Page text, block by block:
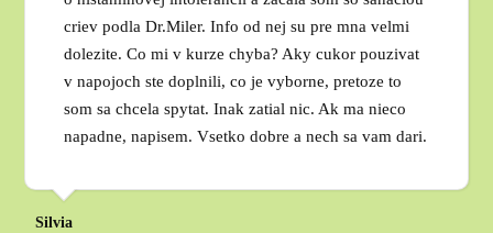
criev podla Dr.Miler. Info od nej su pre mna velmi
dolezite. Co mi v kurze chyba? Aky cukor pouzivat
v napojoch ste doplnili, co je vyborne, pretoze to
som sa chcela spytat. Inak zatial nic. Ak ma nieco
napadne, napisem. Vsetko dobre a nech sa vam dari.
Silvia